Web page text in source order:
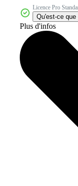
Licence Pro
Qu'est-ce
Plus d'infos